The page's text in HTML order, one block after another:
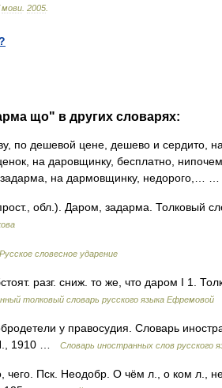
мови 2005
що" в других словарях:
по дешевой цене, дешево и сердито,
на даровщинку, бесплатно,
на дармовщинку, недорого,… …
обл.). Даром, задарма. Толковый
Русское словесное ударение
разг. сниж. то же, что даром I 1.
толковый словарь русского языка Ефремовой
у правосудия. Словарь
1910 …
Словарь иностранных слов русского
чего. Пск. Неодобр. О чём л., о ком л.,